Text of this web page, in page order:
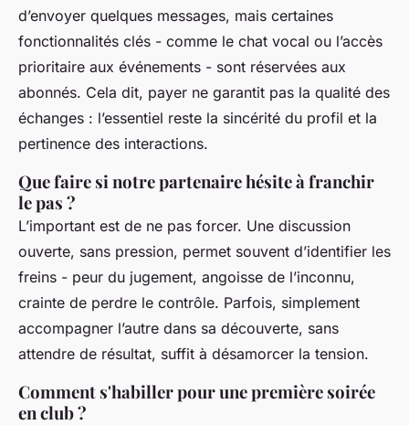
d’envoyer quelques messages, mais certaines
fonctionnalités clés - comme le chat vocal ou l’accès
prioritaire aux événements - sont réservées aux
abonnés. Cela dit, payer ne garantit pas la qualité des
échanges : l’essentiel reste la sincérité du profil et la
pertinence des interactions.
Que faire si notre partenaire hésite à franchir
le pas ?
L’important est de ne pas forcer. Une discussion
ouverte, sans pression, permet souvent d’identifier les
freins - peur du jugement, angoisse de l’inconnu,
crainte de perdre le contrôle. Parfois, simplement
accompagner l’autre dans sa découverte, sans
attendre de résultat, suffit à désamorcer la tension.
Comment s'habiller pour une première soirée
en club ?